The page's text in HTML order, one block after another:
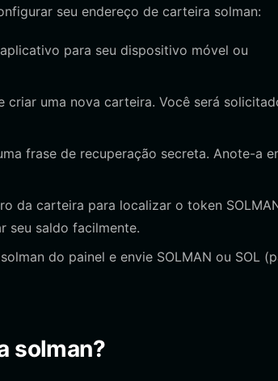
seu endereço de carteira solman:
para seu dispositivo móvel ou
uma nova carteira. Você será
frase de recuperação secreta. Anote-a
da carteira para localizar o token
seu saldo facilmente.
do painel e envie SOLMAN ou SOL
solman?